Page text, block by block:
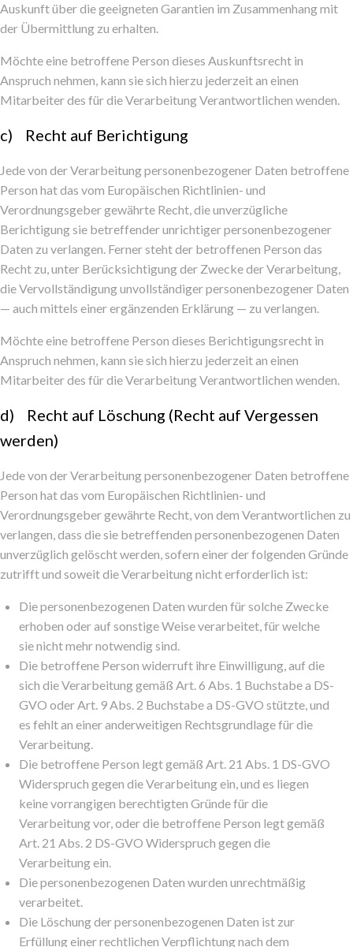
Auskunft über die geeigneten Garantien im Zusammenhang mit
der Übermittlung zu erhalten.
Möchte eine betroffene Person dieses Auskunftsrecht in
Anspruch nehmen, kann sie sich hierzu jederzeit an einen
Mitarbeiter des für die Verarbeitung Verantwortlichen wenden.
c) Recht auf Berichtigung
Jede von der Verarbeitung personenbezogener Daten betroffene
Person hat das vom Europäischen Richtlinien- und
Verordnungsgeber gewährte Recht, die unverzügliche
Berichtigung sie betreffender unrichtiger personenbezogener
Daten zu verlangen. Ferner steht der betroffenen Person das
Recht zu, unter Berücksichtigung der Zwecke der Verarbeitung,
die Vervollständigung unvollständiger personenbezogener Daten
— auch mittels einer ergänzenden Erklärung — zu verlangen.
Möchte eine betroffene Person dieses Berichtigungsrecht in
Anspruch nehmen, kann sie sich hierzu jederzeit an einen
Mitarbeiter des für die Verarbeitung Verantwortlichen wenden.
d) Recht auf Löschung (Recht auf Vergessen
werden)
Jede von der Verarbeitung personenbezogener Daten betroffene
Person hat das vom Europäischen Richtlinien- und
Verordnungsgeber gewährte Recht, von dem Verantwortlichen zu
verlangen, dass die sie betreffenden personenbezogenen Daten
unverzüglich gelöscht werden, sofern einer der folgenden Gründe
zutrifft und soweit die Verarbeitung nicht erforderlich ist:
Die personenbezogenen Daten wurden für solche Zwecke
erhoben oder auf sonstige Weise verarbeitet, für welche
sie nicht mehr notwendig sind.
Die betroffene Person widerruft ihre Einwilligung, auf die
sich die Verarbeitung gemäß Art. 6 Abs. 1 Buchstabe a DS-
GVO oder Art. 9 Abs. 2 Buchstabe a DS-GVO stützte, und
es fehlt an einer anderweitigen Rechtsgrundlage für die
Verarbeitung.
Die betroffene Person legt gemäß Art. 21 Abs. 1 DS-GVO
Widerspruch gegen die Verarbeitung ein, und es liegen
keine vorrangigen berechtigten Gründe für die
Verarbeitung vor, oder die betroffene Person legt gemäß
Art. 21 Abs. 2 DS-GVO Widerspruch gegen die
Verarbeitung ein.
Die personenbezogenen Daten wurden unrechtmäßig
verarbeitet.
Die Löschung der personenbezogenen Daten ist zur
Erfüllung einer rechtlichen Verpflichtung nach dem